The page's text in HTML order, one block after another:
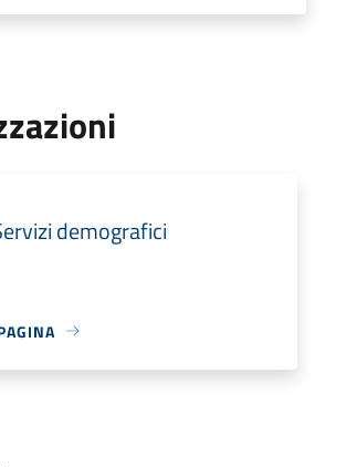
demografici